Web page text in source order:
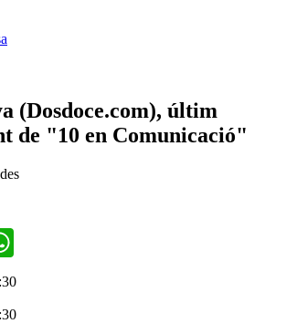
(Dosdoce.com), últim
de "10 en Comunicació"